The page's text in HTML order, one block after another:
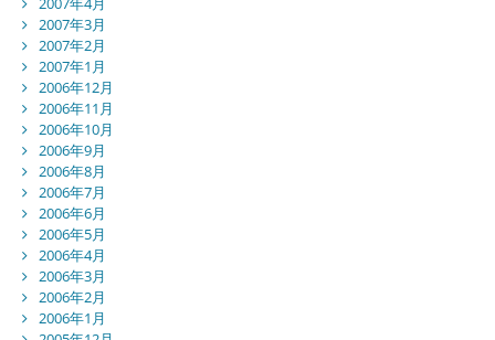
2007年3月
2007年2月
2007年1月
2006年12月
2006年11月
2006年10月
2006年9月
2006年8月
2006年7月
2006年6月
2006年5月
2006年4月
2006年3月
2006年2月
2006年1月